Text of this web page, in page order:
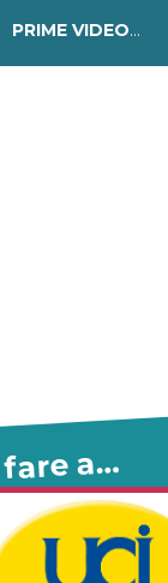
PRIME VIDEO
a…